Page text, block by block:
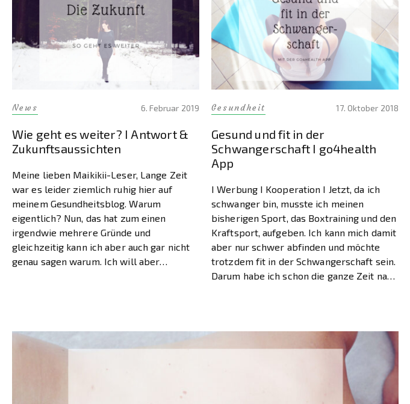
News 6. Februar 2019
Wie geht es weiter? I Antwort &
Zukunftsaussichten
Meine lieben Maikikii-Leser, Lange Zeit
war es leider ziemlich ruhig hier auf
meinem Gesundheitsblog. Warum
eigentlich? Nun, das hat zum einen
irgendwie mehrere Gründe und
gleichzeitig kann ich aber auch gar nicht
genau sagen warum. Ich will aber
Gesundheit 17. Oktober 2018
Gesund und fit in der
Schwangerschaft I go4health
App
I Werbung I Kooperation I Jetzt, da ich
schwanger bin, musste ich meinen
bisherigen Sport, das Boxtraining und den
Kraftsport, aufgeben. Ich kann mich damit
aber nur schwer abfinden und möchte
trotzdem fit in der Schwangerschaft sein.
Darum habe ich schon die ganze Zeit nach